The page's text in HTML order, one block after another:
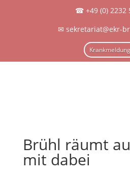
☎ +49 (0) 2232
✉ sekretariat@ekr-
Krankmeldung
Brühl räumt
mit dabei